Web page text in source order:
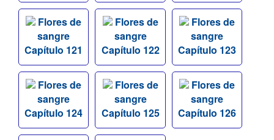
Flores de
sangre
Capítulo 121
Flores de
sangre
Capítulo 122
Flores de
sangre
Capítulo 123
Flores de
sangre
Capítulo 124
Flores de
sangre
Capítulo 125
Flores de
sangre
Capítulo 126